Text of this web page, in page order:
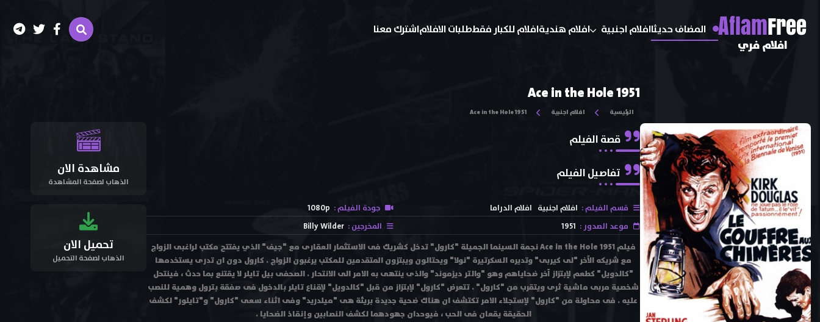
AflamFree
افلام فري
المضاف حديثاافلام اجنبية افلام هنديةافلام للكبار فقططلبات الافلاماشترك معنا
Ace in the Hole 1951
الرئيسية افلام اجنبية Ace in the Hole 1951
قصة الفيلم
تفاصيل الفيلم
قسم الفيلم : افلام اجنبية افلام الدراما جودة الفيلم : 1080p
موعد الصدور : 1951 المخرجين : Billy Wilder
فيلم Ace in the Hole 1951 نجمة السينما الجميلة "كارول" تدخل كشريك فى الاستثمار العقارى مع "جيف" الذي يفتتح مكتب لراغبى الزواج
مع شريكه الآخر "لى كيربى" وتديره السكرتيرة "نولا" ويحتالون ويبتزون المتقدمين للمكتب يرغبون الزواج . كارول دون ان تدرى يستخدمها
"كالدويل" كطعم لإبتزاز آخر ضحاياهم وهو "والتر ديزموند" والذى ينتهى به الامر الى الانتحار . الصحفى بيل تايلر لا يقتنع بما حدث ، فينتحل
شخصية مربى ماشية ثرى ويتقرب من "كارول" . تتعرض "كارول" لإبتزاز من قبل "كالدويل" لإقناع تايلر بالدخول فى صفقة بترول وهمية للنصب
عليه . فى محاولة من "كارول" لإستجلاء الامر تكتشف ان هناك ضحية جديدة بريئة هى "ميلدريد" وفى اثناء سعى "كارول" و"تايلور" لكشف
الحقيقة يقعان فى الحب ، فيوحدان جهودهما لكشف النصابين وإنقاذ الضحايا .
مشاهدة الان
الذهاب لصفحة المشاهدة
تحميل الان
الذهاب لصفحة التحميل